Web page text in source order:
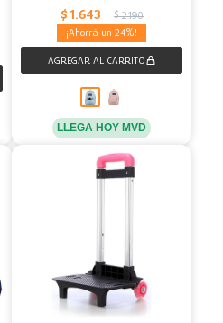
$ 1.643 $ 2.190
24
LLEGA HOY MVD